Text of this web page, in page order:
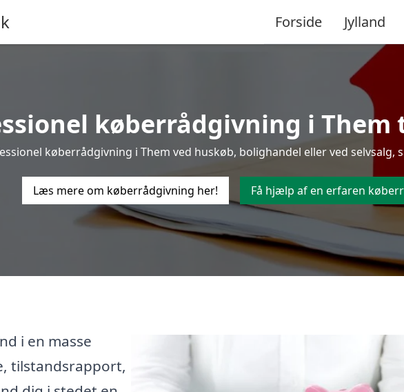
Forside Jylland
køberrådgivning i
køberrådgivning i Them ved huskøb, bolighandel eller ved selvsalg,
Læs mere om køberrådgivning her! Få hjælp af en erfaren
i en masse
tilstandsrapport,